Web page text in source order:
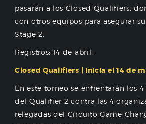
pasarán a los Closed Qualifiers,
con otros equipos para asegurar
Stage 2.
Registros: 14 de abril.
Closed Qualifiers | Inicia el 14 de
En este torneo se enfrentarán los
del Qualifier 2 contra las 4
relegadas del Circuito Game